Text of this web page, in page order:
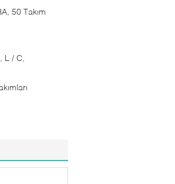
50 Takım
L / C,